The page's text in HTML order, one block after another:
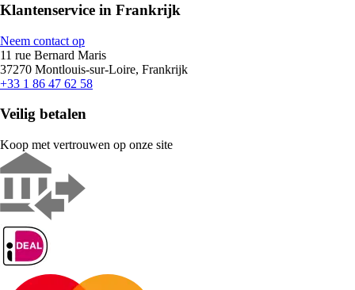
Klantenservice in Frankrijk
Neem contact op
11 rue Bernard Maris
37270 Montlouis-sur-Loire, Frankrijk
+33 1 86 47 62 58
Veilig betalen
Koop met vertrouwen op onze site